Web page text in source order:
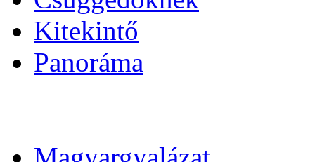
Kitekintő
Panoráma